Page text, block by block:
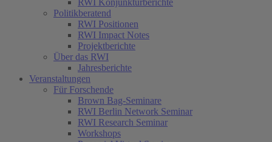
RWI Konjunkturberichte
Politikberatend
RWI Positionen
RWI Impact Notes
Projektberichte
Über das RWI
Jahresberichte
Veranstaltungen
Für Forschende
Brown Bag-Seminare
RWI Berlin Network Seminar
RWI Research Seminar
Workshops